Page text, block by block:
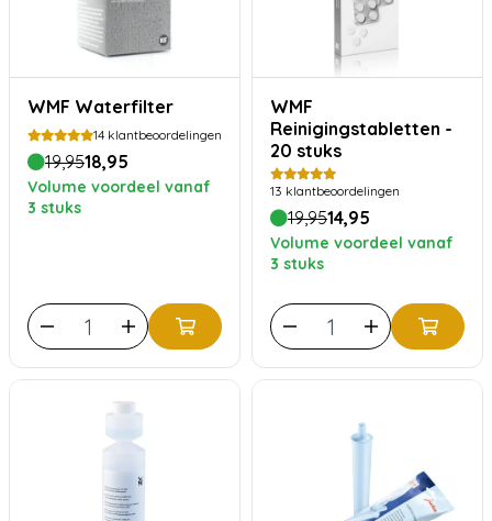
WMF Waterfilter
14 klantbeoordelingen
19,9518,95
Volume voordeel vanaf
3 stuks
WMF
Reinigingstabletten -
20 stuks
13 klantbeoordelingen
19,9514,95
Volume voordeel vanaf
3 stuks